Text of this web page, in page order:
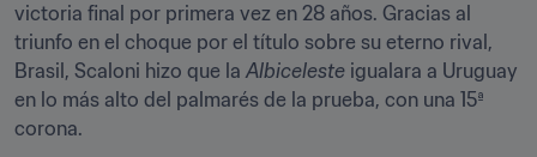
victoria final por primera vez en 28 años. Gracias al
triunfo en el choque por el título sobre su eterno rival,
Brasil, Scaloni hizo que la Albiceleste igualara a Uruguay
en lo más alto del palmarés de la prueba, con una 15ª
corona.